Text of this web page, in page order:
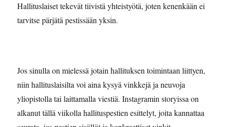
Hallituslaiset tekevät tiivistä yhteistyötä, joten kenenkään ei
tarvitse pärjätä pestissään yksin.
Jos sinulla on mielessä jotain hallituksen toimintaan liittyen,
niin hallituslaisilta voi aina kysyä vinkkejä ja neuvoja
yliopistolla tai laittamalla viestiä. Instagramin storyissa on
alkanut tällä viikolla hallituspestien esittelyt, joita kannattaa